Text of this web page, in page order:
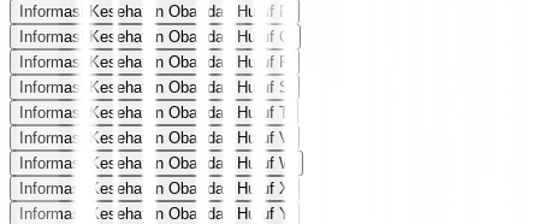
Informasi Kesehatan Obat dari Huruf P
Informasi Kesehatan Obat dari Huruf Q
Informasi Kesehatan Obat dari Huruf R
Informasi Kesehatan Obat dari Huruf S
Informasi Kesehatan Obat dari Huruf T
Informasi Kesehatan Obat dari Huruf V
Informasi Kesehatan Obat dari Huruf W
Informasi Kesehatan Obat dari Huruf X
Informasi Kesehatan Obat dari Huruf Y